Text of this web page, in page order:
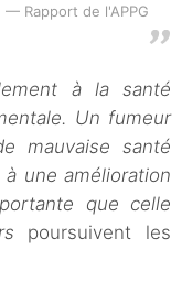
Rapport de l'APPG
à la santé
Un fumeur
mauvaise santé
une amélioration
que celle
poursuivent les